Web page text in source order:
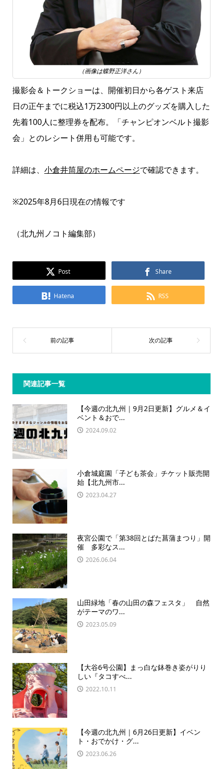
（画像は蝶野正洋さん）
撮影会＆トークショーは、開催初日から各ゲスト来店
日の正午までに税込1万2300円以上のグッズを購入した
先着100人に整理券を配布。「チャンピオンベルト撮影
会」とのレシート併用も可能です。
詳細は、 小倉井筒屋のホームページで確認できます。
※2025年8月6日現在の情報です
（北九州ノコト編集部）
Post Share
Hatena RSS
関連記事一覧
【今週の北九州｜9月2日更新】グルメ＆イ
ベント＆おで...
2024.09.02
小倉城庭園「子ども茶会」チケット販売開
始【北九州市...
2023.04.27
夜宮公園で「第38回とばた菖蒲まつり」開
催 多彩なス...
2026.06.04
山田緑地「春の山田の森フェスタ」 自然
がテーマのワ...
2023.05.09
【大谷6号公園】まっ白な鉢巻き姿がりり
しい『タコすべ...
2022.10.11
【今週の北九州｜6月26日更新】イベン
ト・おでかけ・グ...
2023.06.26